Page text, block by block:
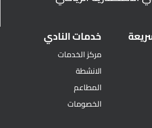
خدمات النادي
مركز الخدمات
الانشطة
المطاعم
الخصومات